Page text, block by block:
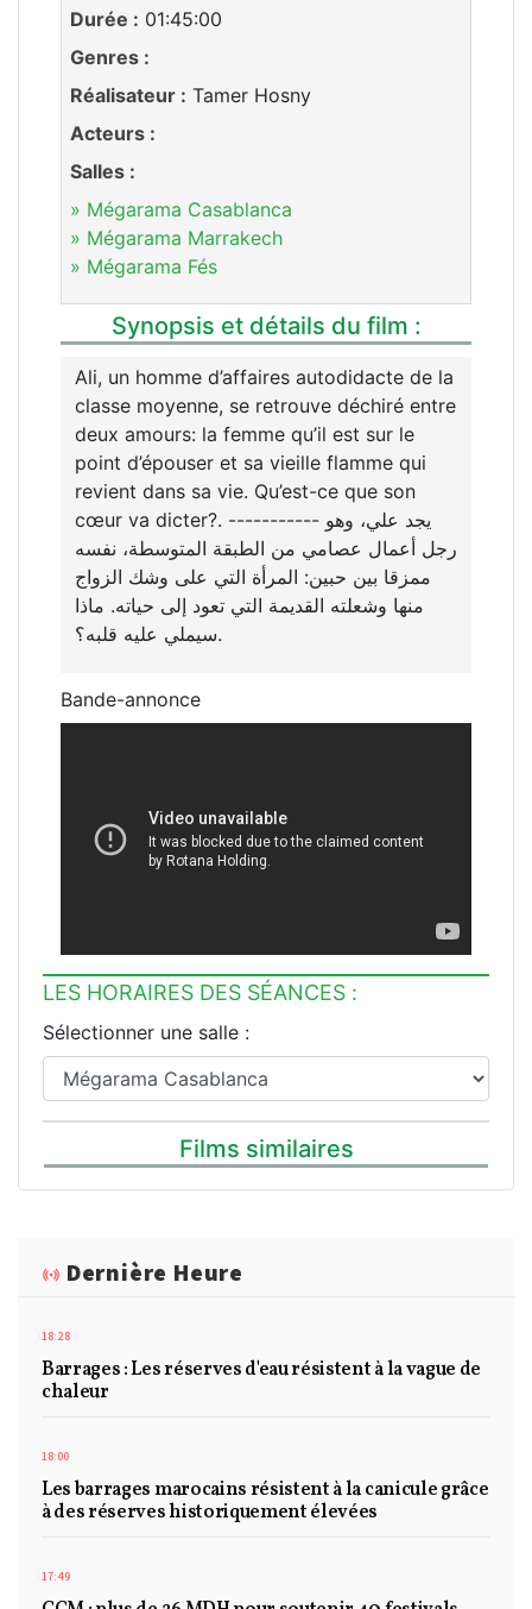
Durée : 01:45:00
Genres :
Réalisateur : Tamer Hosny
Acteurs :
Salles :
» Mégarama Casablanca
» Mégarama Marrakech
» Mégarama Fés
Synopsis et détails du film :
Ali, un homme d’affaires autodidacte de la
classe moyenne, se retrouve déchiré entre
deux amours: la femme qu’il est sur le
point d’épouser et sa vieille flamme qui
revient dans sa vie. Qu’est-ce que son
cœur va dicter?. ----------- يجد علي، وهو
رجل أعمال عصامي من الطبقة المتوسطة، نفسه
ممزقا بين حبين: المرأة التي على وشك الزواج
منها وشعلته القديمة التي تعود إلى حياته. ماذا
سيملي عليه قلبه؟.
Bande-annonce
LES HORAIRES DES SÉANCES :
Sélectionner une salle :
Films similaires
Dernière Heure
18:28
Barrages : Les réserves d'eau résistent à la vague de
chaleur
18:00
Les barrages marocains résistent à la canicule grâce
à des réserves historiquement élevées
17:49